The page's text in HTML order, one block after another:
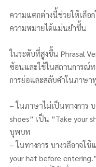
ความแตกต่างนี้ช่วยให้เลือ
ความหมายได้แม่นยำขึ้น
ในระดับที่สูงขึ้น Phrasal
ซ้อนและใช้ในสถานการณ์ท
การย่อและสลับคำในภาษา
– ในภาษาไม่เป็นทางการ
shoes” เป็น “Take your
บุพบท
– ในทางการ บางวลีอาจใ
your hat before entering.”